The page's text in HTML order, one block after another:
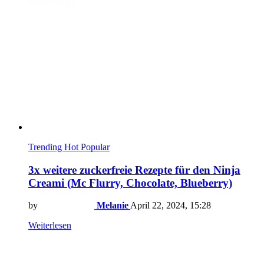
Trending Hot Popular
3x weitere zuckerfreie Rezepte für den Ninja
Creami (Mc Flurry, Chocolate, Blueberry)
by Melanie April 22, 2024, 15:28
Weiterlesen